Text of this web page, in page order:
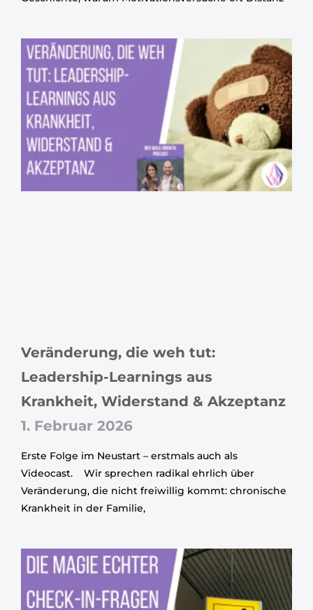
Veränderung, die weh tut:
Leadership-Learnings aus
Krankheit, Widerstand & Akzeptanz
1. Februar 2026
Erste Folge im Neustart – erstmals auch als
Videocast. Wir sprechen radikal ehrlich über
Veränderung, die nicht freiwillig kommt: chronische
Krankheit in der Familie,